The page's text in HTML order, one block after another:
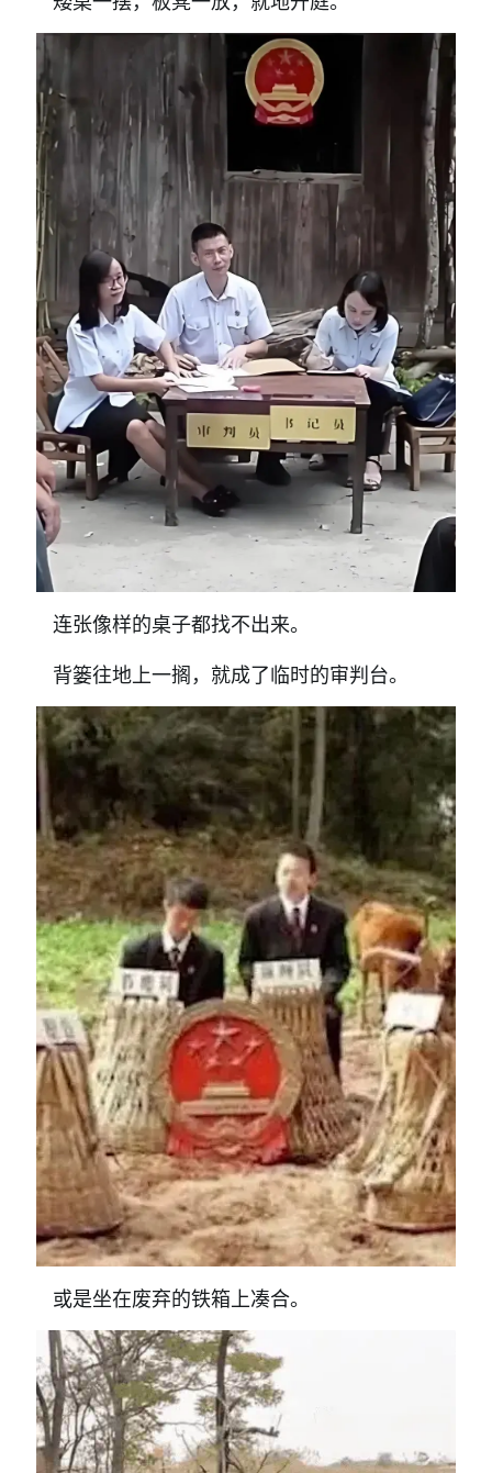
连张像样的桌子都找不出来。
背篓往地上一搁，就成了临时的审判台。
或是坐在废弃的铁箱上凑合。